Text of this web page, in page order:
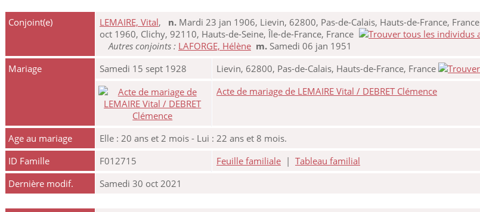
Conjoint(e) LEMAIRE, Vital, n. Mardi 23 jan 1906, Lievin, 62800, Pas-de-Calais, Hauts-de-France, France
oct 1960, Clichy, 92110, Hauts-de-Seine, Île-de-France, France
Autres conjoints : LAFORGE, Hélène m. Samedi 06 jan 1951
Mariage
Samedi 15 sept 1928
Lievin, 62800, Pas-de-Calais, Hauts-de-France, France
Acte de mariage de LEMAIRE Vital / DEBRET Clémence
Age au mariage
Elle : 20 ans et 2 mois - Lui : 22 ans et 8 mois.
ID Famille
F012715 Feuille familiale | Tableau familial
Dernière modif.
Samedi 30 oct 2021